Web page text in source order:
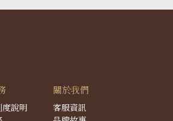
說明
關於我們
客服資訊